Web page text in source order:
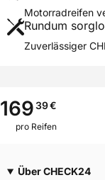
Motorradtyp
Weitere
M+S
Motorrad
Allgemeine
Motorradreifen
Rundum
Zuverlässiger
16939€
pro Reifen
Über CHECK24